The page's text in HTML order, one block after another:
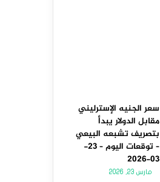
سعر الجنيه الإسترليني
مقابل الدولار يبدأ
بتصريف تشبعه البيعي
– توقعات اليوم – 23-
03-2026
مارس 23, 2026